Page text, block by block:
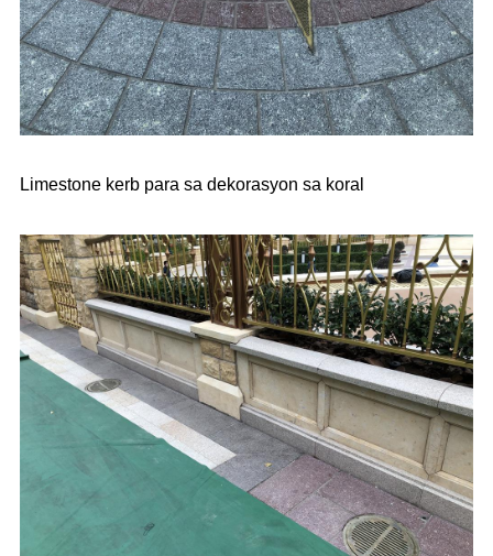
Limestone kerb para sa dekorasyon sa koral